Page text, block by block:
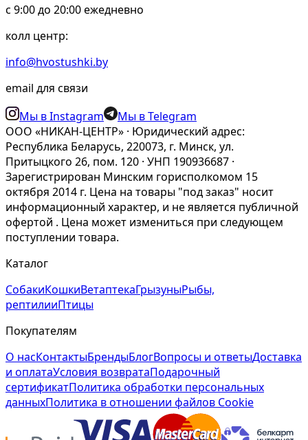
c 9:00 до 20:00 ежедневно
колл центр:
info@hvostushki.by
email для связи
Мы в Instagram
Мы в Telegram
ООО «НИКАН-ЦЕНТР» · Юридический адрес:
Республика Беларусь, 220073, г. Минск, ул.
Притыцкого 26, пом. 120 · УНП 190936687 ·
Зарегистрирован Минским горисполкомом 15
октября 2014 г. Цена на товары "под заказ" носит
информационный характер, и не является публичной
офертой . Цена может измениться при следующем
поступлении товара.
Каталог
СобакиКошкиВетаптекаГрызуныРыбы,
рептилииПтицы
Покупателям
О насКонтактыБрендыБлогВопросы и ответыДоставка
и оплатаУсловия возвратаПодарочный
сертификатПолитика обработки персональных
данныхПолитика в отношении файлов Cookie